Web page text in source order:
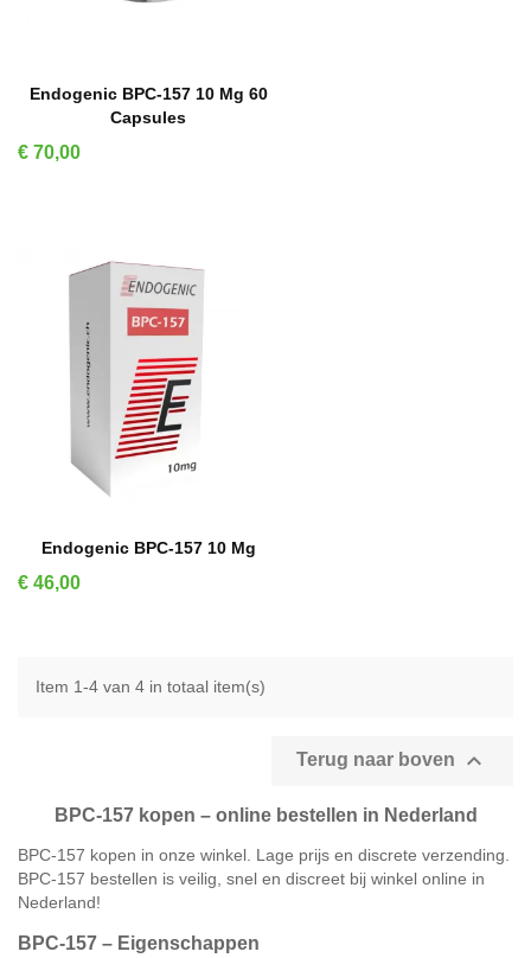
IN WINKELMAND
Endogenic BPC-157 10 Mg 60
Capsules
Prijs
€ 70,00
IN WINKELMAND
Endogenic BPC-157 10 Mg
Prijs
€ 46,00
Item 1-4 van 4 in totaal item(s)
Terug naar boven 
BPC-157 kopen – online bestellen in Nederland
BPC-157 kopen in onze winkel. Lage prijs en discrete verzending.
BPC-157 bestellen is veilig, snel en discreet bij winkel online in
Nederland!
BPC-157 – Eigenschappen